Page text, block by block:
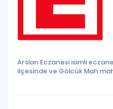
Arslan Eczanesi isimli
ilçesinde ve Gölcük Mah